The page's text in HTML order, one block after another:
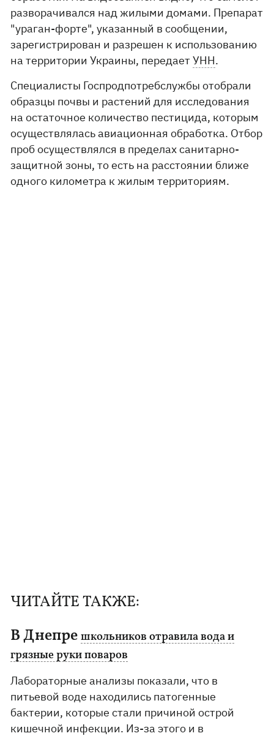
разворачивался над жилыми домами. Препарат
"ураган-форте", указанный в сообщении,
зарегистрирован и разрешен к использованию
на территории Украины, передаетУНН.
Специалисты Госпродпотребслужбы отобрали
образцы почвы и растений для исследования
на остаточное количество пестицида, которым
осуществлялась авиационная обработка. Отбор
проб осуществлялся в пределах санитарно-
защитной зоны, то есть на расстоянии ближе
одного километра к жилым территориям.
ЧИТАЙТЕ ТАКЖЕ:
В Днепрешкольников отравила вода и
грязные руки поваров
Лабораторные анализы показали, что в
питьевой воде находились патогенные
бактерии, которые стали причиной острой
кишечной инфекции. Из-за этого и в